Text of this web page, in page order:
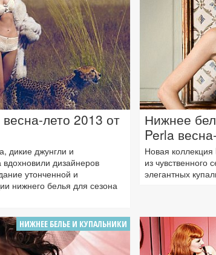
лето 2013 от
дикие джунгли и
вдохновили дизайнеров
утонченной и
нижнего белья для сезона
Нижнее
Perla
Новая
из чувственного
элегантных
НИЖНЕЕ БЕЛЬЕ И КУПАЛЬНИКИ